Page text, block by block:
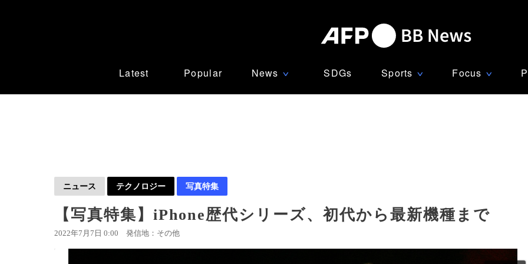
Latest Popular News ∨ SDGs Sports ∨ Focus ∨
ニュース テクノロジー 写真特集
【写真特集】iPhone歴代シリーズ、初代から最新機種まで
2022年7月7日 0:00 発信地：その他